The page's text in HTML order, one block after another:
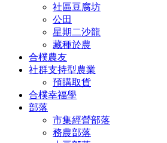
社區豆腐坊
公田
星期二沙龍
藏種於農
合樸農友
社群支持型農業
預購取貨
合樸幸福學
部落
市集經營部落
務農部落